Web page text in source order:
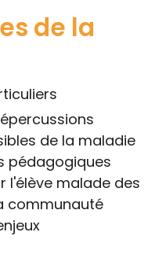
de la
de la maladie
pédagogiques
l'élève malade des
communauté